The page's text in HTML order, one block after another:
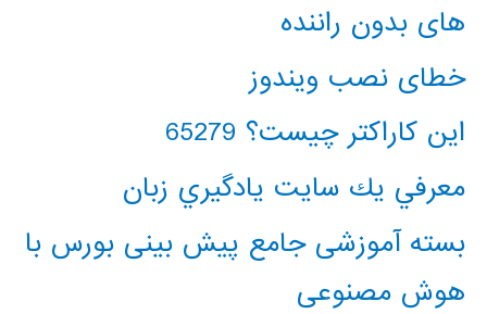
های بدون راننده
خطای نصب ویندوز
این کاراکتر چیست؟ 65279
معرفي يك سايت يادگيري زبان
بسته آموزشی جامع پیش بینی بورس با
هوش مصنوعی